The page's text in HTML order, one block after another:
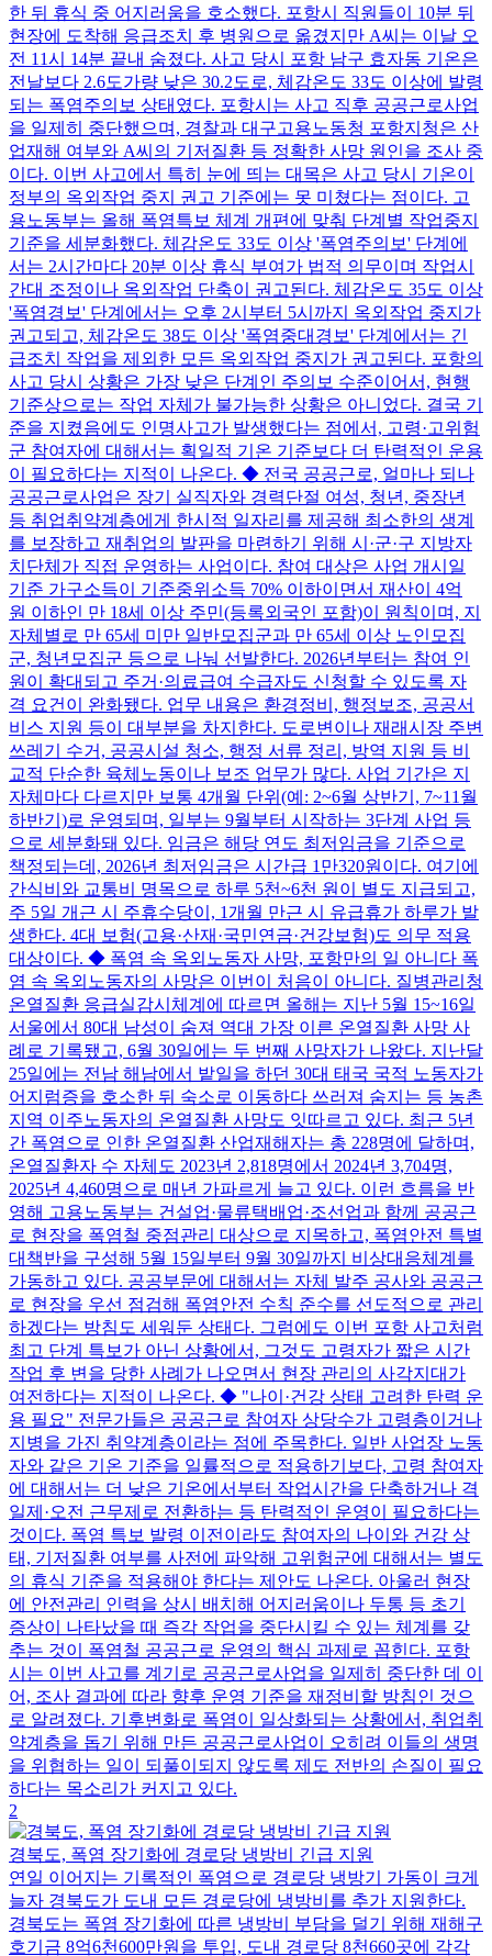
한 뒤 휴식 중 어지러움을 호소했다. 포항시 직원들이 10분 뒤
현장에 도착해 응급조치 후 병원으로 옮겼지만 A씨는 이날 오
전 11시 14분 끝내 숨졌다. 사고 당시 포항 남구 효자동 기온은
전날보다 2.6도가량 낮은 30.2도로, 체감온도 33도 이상에 발령
되는 폭염주의보 상태였다. 포항시는 사고 직후 공공근로사업
을 일제히 중단했으며, 경찰과 대구고용노동청 포항지청은 산
업재해 여부와 A씨의 기저질환 등 정확한 사망 원인을 조사 중
이다. 이번 사고에서 특히 눈에 띄는 대목은 사고 당시 기온이
정부의 옥외작업 중지 권고 기준에는 못 미쳤다는 점이다. 고
용노동부는 올해 폭염특보 체계 개편에 맞춰 단계별 작업중지
기준을 세분화했다. 체감온도 33도 이상 '폭염주의보' 단계에
서는 2시간마다 20분 이상 휴식 부여가 법적 의무이며 작업시
간대 조정이나 옥외작업 단축이 권고된다. 체감온도 35도 이상
'폭염경보' 단계에서는 오후 2시부터 5시까지 옥외작업 중지가
권고되고, 체감온도 38도 이상 '폭염중대경보' 단계에서는 긴
급조치 작업을 제외한 모든 옥외작업 중지가 권고된다. 포항의
사고 당시 상황은 가장 낮은 단계인 주의보 수준이어서, 현행
기준상으로는 작업 자체가 불가능한 상황은 아니었다. 결국 기
준을 지켰음에도 인명사고가 발생했다는 점에서, 고령·고위험
군 참여자에 대해서는 획일적 기온 기준보다 더 탄력적인 운용
이 필요하다는 지적이 나온다. ◆ 전국 공공근로, 얼마나 되나
공공근로사업은 장기 실직자와 경력단절 여성, 청년, 중장년
등 취업취약계층에게 한시적 일자리를 제공해 최소한의 생계
를 보장하고 재취업의 발판을 마련하기 위해 시·군·구 지방자
치단체가 직접 운영하는 사업이다. 참여 대상은 사업 개시일
기준 가구소득이 기준중위소득 70% 이하이면서 재산이 4억
원 이하인 만 18세 이상 주민(등록외국인 포함)이 원칙이며, 지
자체별로 만 65세 미만 일반모집군과 만 65세 이상 노인모집
군, 청년모집군 등으로 나눠 선발한다. 2026년부터는 참여 인
원이 확대되고 주거·의료급여 수급자도 신청할 수 있도록 자
격 요건이 완화됐다. 업무 내용은 환경정비, 행정보조, 공공서
비스 지원 등이 대부분을 차지한다. 도로변이나 재래시장 주변
쓰레기 수거, 공공시설 청소, 행정 서류 정리, 방역 지원 등 비
교적 단순한 육체노동이나 보조 업무가 많다. 사업 기간은 지
자체마다 다르지만 보통 4개월 단위(예: 2~6월 상반기, 7~11월
하반기)로 운영되며, 일부는 9월부터 시작하는 3단계 사업 등
으로 세분화돼 있다. 임금은 해당 연도 최저임금을 기준으로
책정되는데, 2026년 최저임금은 시간급 1만320원이다. 여기에
간식비와 교통비 명목으로 하루 5천~6천 원이 별도 지급되고,
주 5일 개근 시 주휴수당이, 1개월 만근 시 유급휴가 하루가 발
생한다. 4대 보험(고용·산재·국민연금·건강보험)도 의무 적용
대상이다. ◆ 폭염 속 옥외노동자 사망, 포항만의 일 아니다 폭
염 속 옥외노동자의 사망은 이번이 처음이 아니다. 질병관리청
온열질환 응급실감시체계에 따르면 올해는 지난 5월 15~16일
서울에서 80대 남성이 숨져 역대 가장 이른 온열질환 사망 사
례로 기록됐고, 6월 30일에는 두 번째 사망자가 나왔다. 지난달
25일에는 전남 해남에서 밭일을 하던 30대 태국 국적 노동자가
어지럼증을 호소한 뒤 숙소로 이동하다 쓰러져 숨지는 등 농촌
지역 이주노동자의 온열질환 사망도 잇따르고 있다. 최근 5년
간 폭염으로 인한 온열질환 산업재해자는 총 228명에 달하며,
온열질환자 수 자체도 2023년 2,818명에서 2024년 3,704명,
2025년 4,460명으로 매년 가파르게 늘고 있다. 이런 흐름을 반
영해 고용노동부는 건설업·물류택배업·조선업과 함께 공공근
로 현장을 폭염철 중점관리 대상으로 지목하고, 폭염안전 특별
대책반을 구성해 5월 15일부터 9월 30일까지 비상대응체계를
가동하고 있다. 공공부문에 대해서는 자체 발주 공사와 공공근
로 현장을 우선 점검해 폭염안전 수칙 준수를 선도적으로 관리
하겠다는 방침도 세워둔 상태다. 그럼에도 이번 포항 사고처럼
최고 단계 특보가 아닌 상황에서, 그것도 고령자가 짧은 시간
작업 후 변을 당한 사례가 나오면서 현장 관리의 사각지대가
여전하다는 지적이 나온다. ◆ "나이·건강 상태 고려한 탄력 운
용 필요" 전문가들은 공공근로 참여자 상당수가 고령층이거나
지병을 가진 취약계층이라는 점에 주목한다. 일반 사업장 노동
자와 같은 기온 기준을 일률적으로 적용하기보다, 고령 참여자
에 대해서는 더 낮은 기온에서부터 작업시간을 단축하거나 격
일제·오전 근무제로 전환하는 등 탄력적인 운영이 필요하다는
것이다. 폭염 특보 발령 이전이라도 참여자의 나이와 건강 상
태, 기저질환 여부를 사전에 파악해 고위험군에 대해서는 별도
의 휴식 기준을 적용해야 한다는 제안도 나온다. 아울러 현장
에 안전관리 인력을 상시 배치해 어지러움이나 두통 등 초기
증상이 나타났을 때 즉각 작업을 중단시킬 수 있는 체계를 갖
추는 것이 폭염철 공공근로 운영의 핵심 과제로 꼽힌다. 포항
시는 이번 사고를 계기로 공공근로사업을 일제히 중단한 데 이
어, 조사 결과에 따라 향후 운영 기준을 재정비할 방침인 것으
로 알려졌다. 기후변화로 폭염이 일상화되는 상황에서, 취업취
약계층을 돕기 위해 만든 공공근로사업이 오히려 이들의 생명
을 위협하는 일이 되풀이되지 않도록 제도 전반의 손질이 필요
하다는 목소리가 커지고 있다.
2
경북도, 폭염 장기화에 경로당 냉방비 긴급 지원
연일 이어지는 기록적인 폭염으로 경로당 냉방기 가동이 크게
늘자 경북도가 도내 모든 경로당에 냉방비를 추가 지원한다.
경북도는 폭염 장기화에 따른 냉방비 부담을 덜기 위해 재해구
호기금 8억6천600만원을 투입, 도내 경로당 8천660곳에 각각